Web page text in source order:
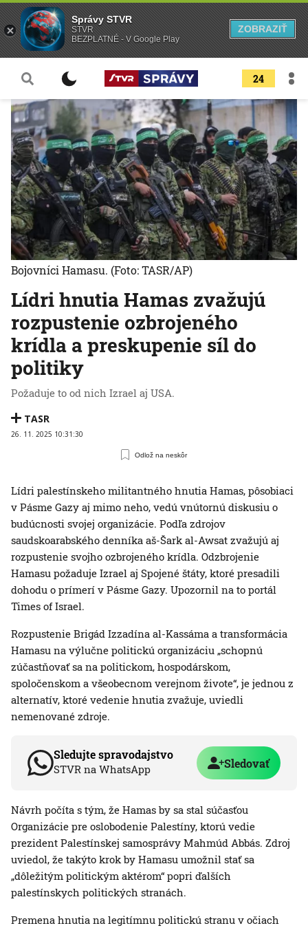
24
Lídri hnutia Hamas zvažujú
rozpustenie ozbrojeného
krídla a preskupenie síl do
politiky
Požaduje to od nich Izrael aj USA.
TASR
26. 11. 2025 10:31:30
Odlož na neskôr
Bojovníci Hamasu. (Foto: TASR/AP)
Lídri palestínskeho militantného hnutia Hamas, pôsobiaci
v Pásme Gazy aj mimo neho, vedú vnútornú diskusiu o
budúcnosti svojej organizácie. Podľa zdrojov
saudskoarabského denníka aš-Šark al-Awsat zvažujú aj
rozpustenie svojho ozbrojeného krídla. Odzbrojenie
Hamasu požaduje Izrael aj Spojené štáty, ktoré presadili
dohodu o prímerí v Pásme Gazy. Upozornil na to portál
Times of Israel.
Rozpustenie Brigád Izzadína al-Kassáma a transformácia
Hamasu na výlučne politickú organizáciu „schopnú
zúčastňovať sa na politickom, hospodárskom,
spoločenskom a všeobecnom verejnom živote“, je jednou z
alternatív, ktoré vedenie hnutia zvažuje, uviedli
nemenované zdroje.
Sledujte spravodajstvo
STVR na WhatsApp Sledovať
Návrh počíta s tým, že Hamas by sa stal súčasťou
Organizácie pre oslobodenie Palestíny, ktorú vedie
prezident Palestínskej samosprávy Mahmúd Abbás. Zdroj
uviedol, že takýto krok by Hamasu umožnil stať sa
„dôležitým politickým aktérom“ popri ďalších
palestínskych politických stranách.
Premena hnutia na legitímnu politickú stranu v očiach
Správy STVR
STVR
BEZPLATNÉ - V Google Play
ZOBRAZIŤ